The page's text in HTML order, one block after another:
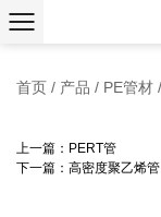
首页 / 产品 / PE管材 /
上一篇：PERT管
下一篇：高密度聚乙烯管